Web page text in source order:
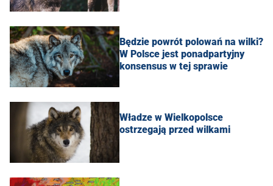
Będzie powrót polowań na wilki?
W Polsce jest ponadpartyjny
konsensus w tej sprawie
Władze w Wielkopolsce
ostrzegają przed wilkami